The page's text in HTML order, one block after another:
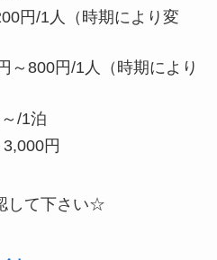
円/1人（時期により変
～800円/1人（時期により
/1泊
円
して下さい☆